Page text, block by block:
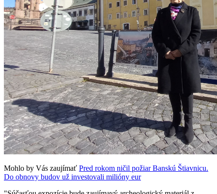
Mohlo by Vás zaujímať Pred rokom ničil požiar Banskú Štiavnicu.
Do obnovy budov už investovali milióny eur